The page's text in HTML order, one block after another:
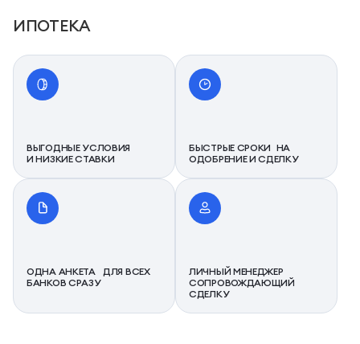
ИПОТЕКА
ВЫГОДНЫЕ УСЛОВИЯ
И НИЗКИЕ СТАВКИ
БЫСТРЫЕ СРОКИ НА
ОДОБРЕНИЕ И СДЕЛКУ
ОДНА АНКЕТА ДЛЯ ВСЕХ
БАНКОВ СРАЗУ
ЛИЧНЫЙ МЕНЕДЖЕР
СОПРОВОЖДАЮЩИЙ
СДЕЛКУ